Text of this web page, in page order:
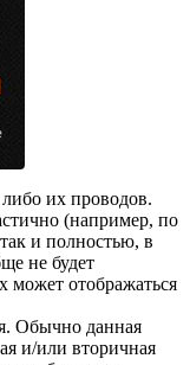
их проводов.
(например, по
и полностью, в
не будет
может отображаться
Обычно данная
и/или вторичная